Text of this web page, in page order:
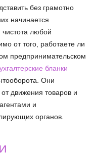
без грамотно
начинается
чистота любой
от того, работаете ли
предпринимательском
бланки
Они
движения товаров и
и
органов.